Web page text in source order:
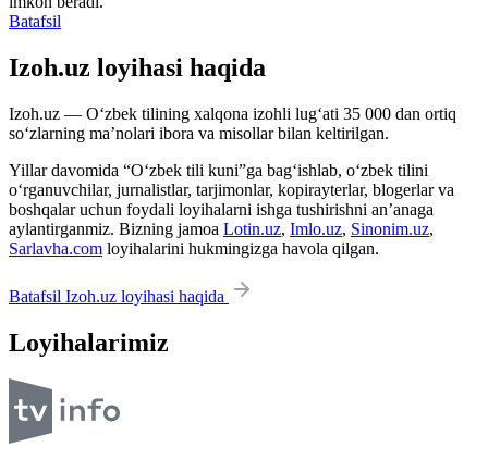
Batafsil
Izoh.uz loyihasi haqida
Izoh.uz — O‘zbek tilining xalqona izohli lug‘ati 35 000 dan ortiq
so‘zlarning ma’nolari ibora va misollar bilan keltirilgan.
Yillar davomida “O‘zbek tili kuni”ga bag‘ishlab, o‘zbek tilini
o‘rganuvchilar, jurnalistlar, tarjimonlar, kopirayterlar, blogerlar va
boshqalar uchun foydali loyihalarni ishga tushirishni an’anaga
aylantirganmiz. Bizning jamoa Lotin.uz, Imlo.uz, Sinonim.uz,
Sarlavha.com loyihalarini hukmingizga havola qilgan.
Batafsil Izoh.uz loyihasi haqida
Loyihalarimiz